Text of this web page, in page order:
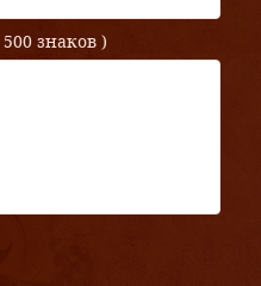
500 знаков )